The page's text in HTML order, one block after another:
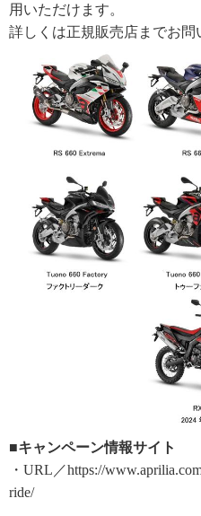
用いただけます。
詳しくは正規販売店までお問
■キャンペーン情報サイト
・URL／https://
ride/